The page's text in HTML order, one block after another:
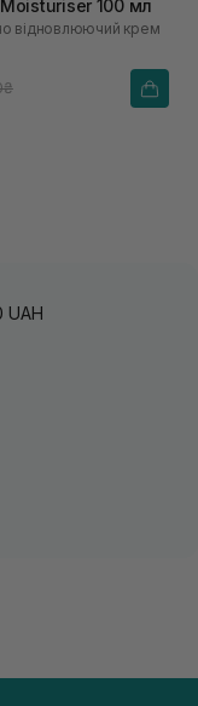
100 мл
відновлюючий крем
UAH